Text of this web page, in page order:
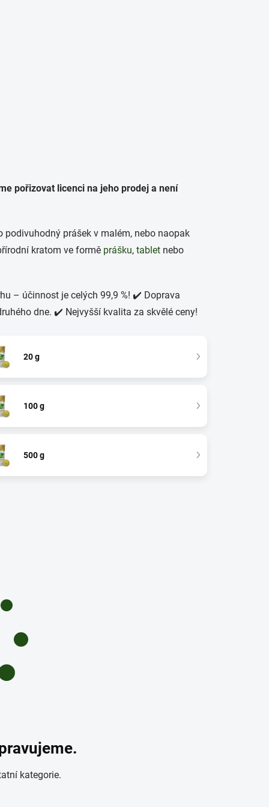
pořizovat licenci na jeho prodej a není
prášek v malém, nebo naopak
kratom ve formě prášku, tablet nebo
– účinnost je celých 99,9 %! ✔️ Doprava
dne. ✔️ Nejvyšší kvalita za skvělé ceny!
20 g
100 g
500 g
kategorie.